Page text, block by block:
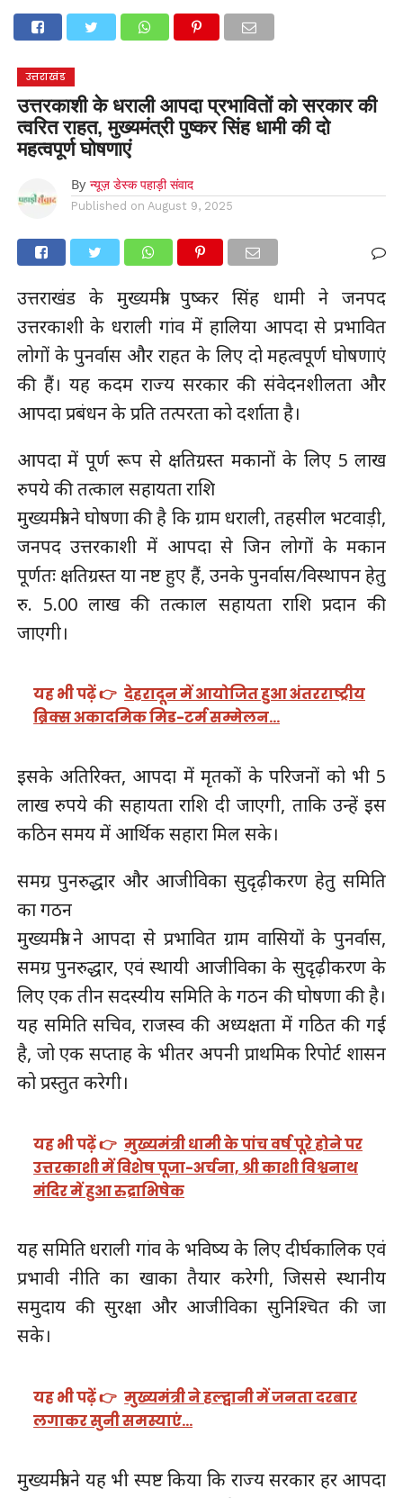
देहरादूननैनीताल
मनोरंजन
उत्तराखंड
उत्तरकाशी के धराली आपदा प्रभावितों को सरकार की
त्वरित राहत, मुख्यमंत्री पुष्कर सिंह धामी की दो
महत्वपूर्ण घोषणाएं
By न्यूज़ डेस्क पहाड़ी संवाद
Published on August 9, 2025
उत्तराखंड के मुख्यमंत्री पुष्कर सिंह धामी ने जनपद
उत्तरकाशी के धराली गांव में हालिया आपदा से प्रभावित
लोगों के पुनर्वास और राहत के लिए दो महत्वपूर्ण घोषणाएं
की हैं। यह कदम राज्य सरकार की संवेदनशीलता और
आपदा प्रबंधन के प्रति तत्परता को दर्शाता है।
आपदा में पूर्ण रूप से क्षतिग्रस्त मकानों के लिए 5 लाख
रुपये की तत्काल सहायता राशि
मुख्यमंत्री ने घोषणा की है कि ग्राम धराली, तहसील भटवाड़ी,
जनपद उत्तरकाशी में आपदा से जिन लोगों के मकान
पूर्णतः क्षतिग्रस्त या नष्ट हुए हैं, उनके पुनर्वास/विस्थापन हेतु
रु. 5.00 लाख की तत्काल सहायता राशि प्रदान की
जाएगी।
यह भी पढ़ें 👉 देहरादून में आयोजित हुआ अंतरराष्ट्रीय
ब्रिक्स अकादमिक मिड-टर्म सम्मेलन…
इसके अतिरिक्त, आपदा में मृतकों के परिजनों को भी 5
लाख रुपये की सहायता राशि दी जाएगी, ताकि उन्हें इस
कठिन समय में आर्थिक सहारा मिल सके।
समग्र पुनरुद्धार और आजीविका सुदृढ़ीकरण हेतु समिति
का गठन
मुख्यमंत्री ने आपदा से प्रभावित ग्राम वासियों के पुनर्वास,
समग्र पुनरुद्धार, एवं स्थायी आजीविका के सुदृढ़ीकरण के
लिए एक तीन सदस्यीय समिति के गठन की घोषणा की है।
यह समिति सचिव, राजस्व की अध्यक्षता में गठित की गई
है, जो एक सप्ताह के भीतर अपनी प्राथमिक रिपोर्ट शासन
को प्रस्तुत करेगी।
यह भी पढ़ें 👉 मुख्यमंत्री धामी के पांच वर्ष पूरे होने पर
उत्तरकाशी में विशेष पूजा-अर्चना, श्री काशी विश्वनाथ
मंदिर में हुआ रुद्राभिषेक
यह समिति धराली गांव के भविष्य के लिए दीर्घकालिक एवं
प्रभावी नीति का खाका तैयार करेगी, जिससे स्थानीय
समुदाय की सुरक्षा और आजीविका सुनिश्चित की जा
सके।
यह भी पढ़ें 👉 मुख्यमंत्री ने हल्द्वानी में जनता दरबार
लगाकर सुनी समस्याएं…
मुख्यमंत्री ने यह भी स्पष्ट किया कि राज्य सरकार हर आपदा